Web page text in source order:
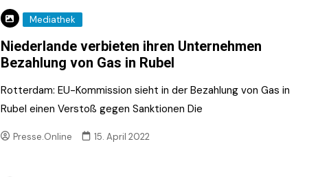
Mediathek
Niederlande verbieten ihren Unternehmen
Bezahlung von Gas in Rubel
Rotterdam: EU-Kommission sieht in der Bezahlung von Gas in
Rubel einen Verstoß gegen Sanktionen Die
Presse.Online 15. April 2022